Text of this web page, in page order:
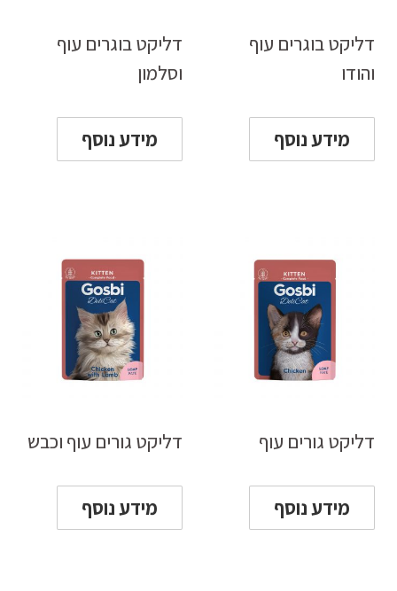
דליקט בוגרים עוף
והודו
מידע נוסף
דליקט בוגרים עוף
וסלמון
מידע נוסף
דליקט גורים עוף
מידע נוסף
דליקט גורים עוף וכבש
מידע נוסף